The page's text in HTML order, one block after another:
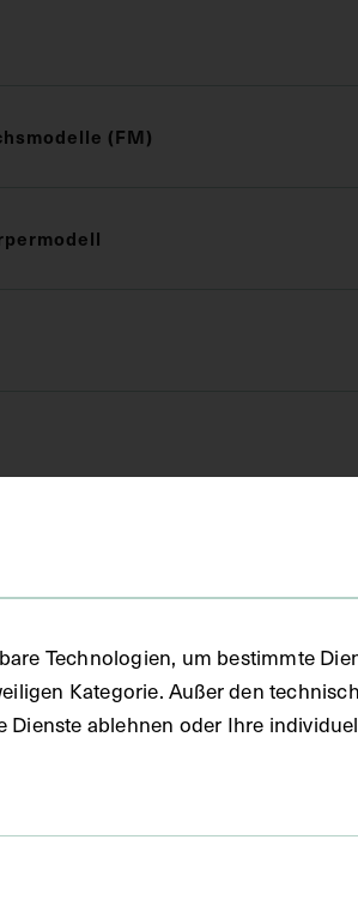
(FM)
Wachs
ohne Tisch
Technologien, um bestimmte
Kategorie. Außer den
Dienste ablehnen oder Ihre